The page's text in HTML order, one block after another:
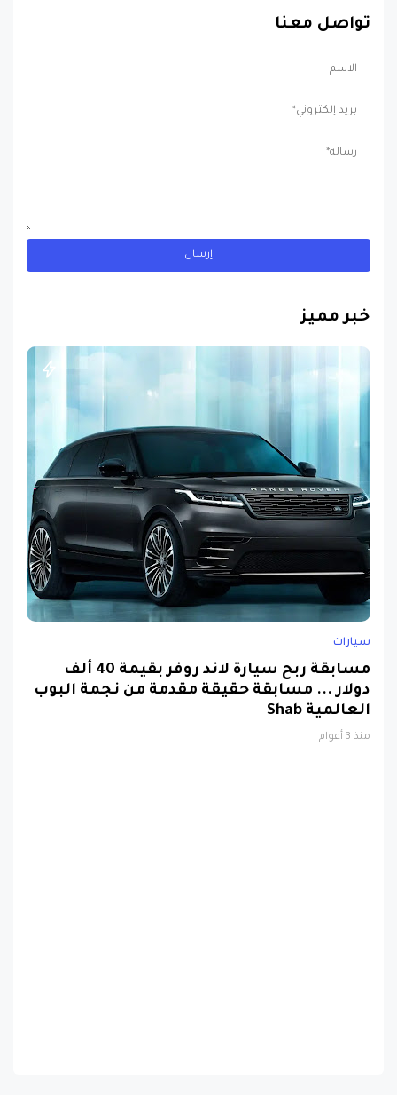
تواصل معنا
خبر مميز
سيارات
مسابقة ربح سيارة لاند روفر بقيمة 40 ألف
دولار ... مسابقة حقيقة مقدمة من نجمة البوب
العالمية Shab
منذ 3 أعوام